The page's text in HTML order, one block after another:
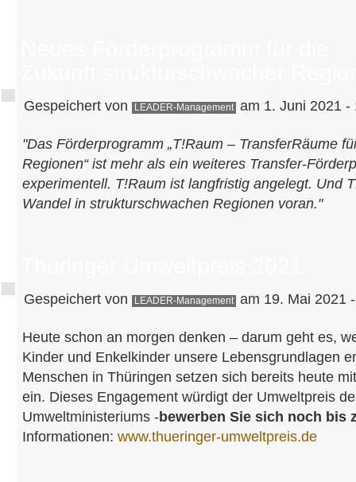
Gespeichert von LEADER-Management am 1. Juni 2021 -
"Das Förderprogramm „T!Raum – TransferRäume
Regionen“ ist mehr als ein weiteres Transfer-
experimentell. T!Raum ist langfristig angelegt. Und
Wandel in strukturschwachen Regionen voran."
Gespeichert von LEADER-Management am 19. Mai 2021
Heute schon an morgen denken – darum geht es,
Kinder und Enkelkinder unsere Lebensgrundlagen
Menschen in Thüringen setzen sich bereits heute
ein. Dieses Engagement würdigt der Umweltpreis
Umweltministeriums -bewerben Sie sich noch bis
Informationen: www.thueringer-umweltpreis.de